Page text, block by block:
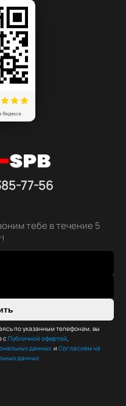
77-56
тебе в течение 5
по указанным телефонам, вы
с Публичной офертой
данных и Согласием на
данных